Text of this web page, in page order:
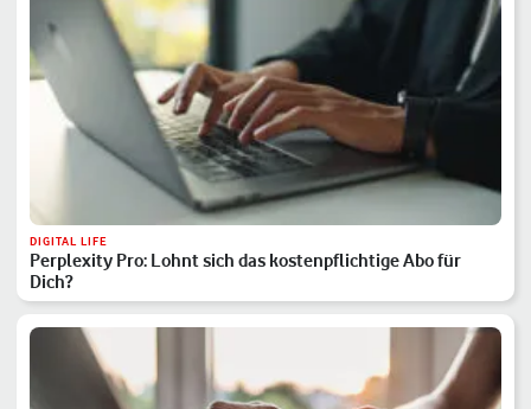
DIGITAL LIFE
Perplexity Pro: Lohnt sich das kostenpflichtige Abo für
Dich?